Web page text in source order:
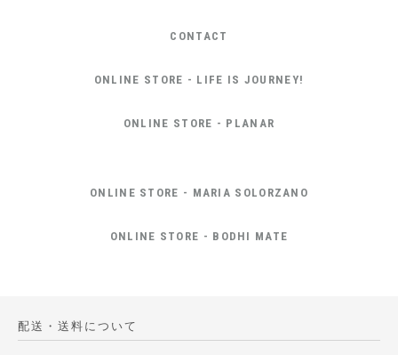
CONTACT
ONLINE STORE - LIFE IS JOURNEY!
ONLINE STORE - PLANAR
ONLINE STORE - MARIA SOLORZANO
ONLINE STORE - BODHI MATE
配送・送料について